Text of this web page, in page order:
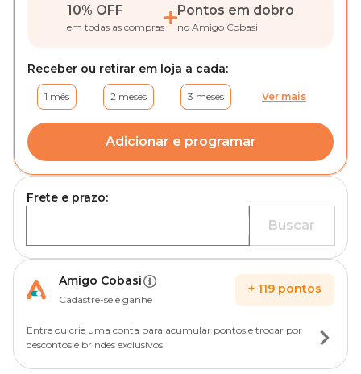
10% OFF
em todas as compras
Pontos em dobro
no Amigo Cobasi
Receber ou retirar em loja a cada:
1 mês 2 meses 3 meses Ver mais
Adicionar e programar
Frete e prazo:
Buscar
Amigo Cobasi
Cadastre-se e ganhe
+ 119 pontos
Entre ou crie uma conta para acumular pontos e trocar por
descontos e brindes exclusivos.